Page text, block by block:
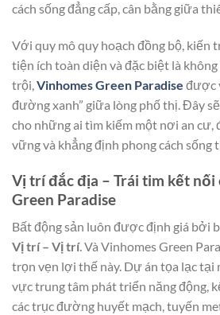
cách sống đẳng cấp, cân bằng giữa
Với quy mô quy hoạch đồng bộ, kiến
tiện ích toàn diện và đặc biệt là
trội,Vinhomes Green Paradise được
đường xanh” giữa lòng phố thị. Đây
cho những ai tìm kiếm một nơi an cư,
vững và khẳng định phong cách
Vị trí đắc địa – Trái tim kết nối
Green Paradise
Bất động sản luôn được định giá bởi
Vị trí – Vị trí. Và Vinhomes Green
trọn vẹn lợi thế này. Dự án tọa lạc tại
vực trung tâm phát triển năng động,
các trục đường huyết mạch, tuyến